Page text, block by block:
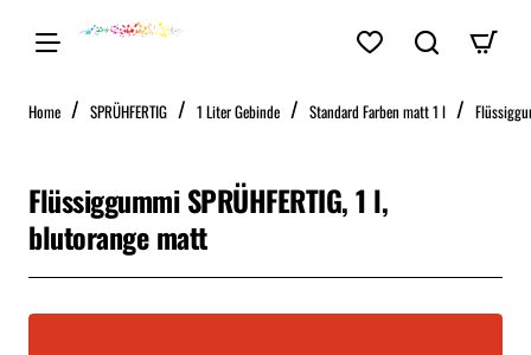
Home home SPRÜHFERTIG 1 Liter Gebinde Standard Farben matt 1 l
Flüssiggummi SPRÜHFERTIG, 1 l,
blutorange matt